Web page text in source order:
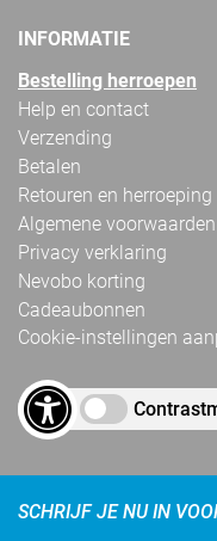
INFORMATIE
Bestelling herroepen
Help en contact
Verzending
Betalen
Retouren en herroeping
Algemene voorwaarden
Privacy verklaring
Nevobo korting
Cadeaubonnen
Cookie-instellingen
SCHRIJF JE NU IN